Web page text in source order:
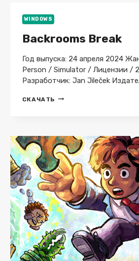
+
DLC
WINDOWS
Backrooms Break
Год выпуска: 24 апреля 2024
Person / Simulator / Лицензии /
Разработчик: Jan Jileček
СКАЧАТЬ BACKROOMS